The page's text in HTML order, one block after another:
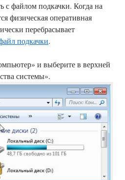
с файлом подкачки. Когда на
физическая оперативная
перебрасывает
подкачки.
и выберите в верхней
системы».